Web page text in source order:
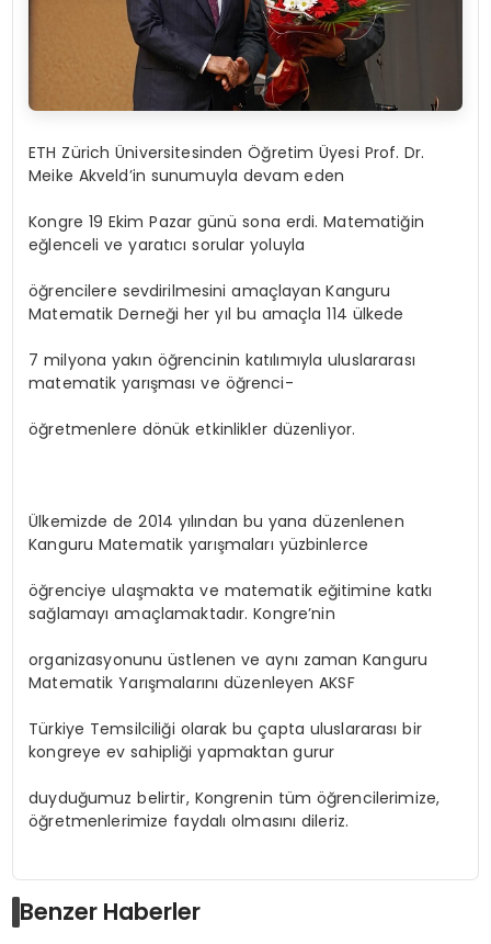
ETH Zürich Üniversitesinden Öğretim Üyesi Prof. Dr.
Meike Akveld’in sunumuyla devam eden
Kongre 19 Ekim Pazar günü sona erdi. Matematiğin
eğlenceli ve yaratıcı sorular yoluyla
öğrencilere sevdirilmesini amaçlayan Kanguru
Matematik Derneği her yıl bu amaçla 114 ülkede
7 milyona yakın öğrencinin katılımıyla uluslararası
matematik yarışması ve öğrenci-
öğretmenlere dönük etkinlikler düzenliyor.
Ülkemizde de 2014 yılından bu yana düzenlenen
Kanguru Matematik yarışmaları yüzbinlerce
öğrenciye ulaşmakta ve matematik eğitimine katkı
sağlamayı amaçlamaktadır. Kongre’nin
organizasyonunu üstlenen ve aynı zaman Kanguru
Matematik Yarışmalarını düzenleyen AKSF
Türkiye Temsilciliği olarak bu çapta uluslararası bir
kongreye ev sahipliği yapmaktan gurur
duyduğumuz belirtir, Kongrenin tüm öğrencilerimize,
öğretmenlerimize faydalı olmasını dileriz.
Benzer Haberler